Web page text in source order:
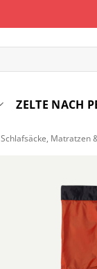
ZELTE NACH
Schlafsäcke, Matratzen